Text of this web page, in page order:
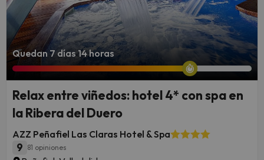
Quedan 7 días 14 horas
Relax entre viñedos: hotel 4* con spa en
la Ribera del Duero
AZZ Peñafiel Las Claras Hotel & Spa
9 81 opiniones